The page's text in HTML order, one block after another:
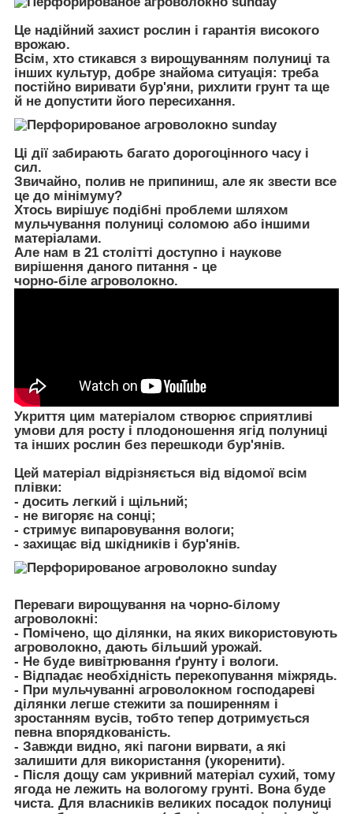
Це надійний захист рослин і гарантія високого
врожаю.
Всім, хто стикався з вирощуванням полуниці та
інших культур, добре знайома ситуація: треба
постійно виривати бур'яни, рихлити грунт та ще
й не допустити його пересихання.
Ці дії забирають багато дорогоцінного часу і
сил.
Звичайно, полив не припиниш, але як звести все
це до мінімуму?
Хтось вирішує подібні проблеми шляхом
мульчування полуниці соломою або іншими
матеріалами.
Але нам в 21 столітті доступно і наукове
вирішення даного питання - це
чорно-біле агроволокно.
Укриття цим матеріалом створює сприятливі
умови для росту і плодоношення ягід полуниці
та інших рослин без перешкоди бур'янів.
Цей матеріал відрізняється від відомої всім
плівки:
- досить легкий і щільний;
- не вигоряє на сонці;
- стримує випаровування вологи;
- захищає від шкідників і бур'янів.
Переваги вирощування на чорно-білому
агроволокні:
- Помічено, що ділянки, на яких використовують
агроволокно, дають більший урожай.
- Не буде вивітрювання ґрунту і вологи.
- Відпадає необхідність перекопування міжрядь.
- При мульчуванні агроволокном господареві
ділянки легше стежити за поширенням і
зростанням вусів, тобто тепер дотримується
певна впорядкованість.
- Завжди видно, які пагони вирвати, а які
залишити для використання (укоренити).
- Після дощу сам укривний матеріал сухий, тому
ягода не лежить на вологому грунті. Вона буде
чиста. Для власників великих посадок полуниці